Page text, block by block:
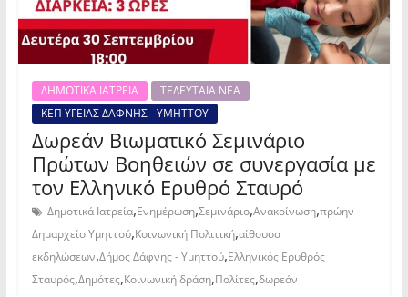
ΔΗΜΟΤΙΚΑ ΙΑΤΡΕΙΑ
ΤΕΛΕΥΤΑΙΑ ΝΕΑ
ΚΕΠ ΥΓΕΙΑΣ ΔΑΦΝΗΣ - ΥΜΗΤΤΟΥ
Δωρεάν Βιωματικό Σεμινάριο
Πρώτων Βοηθειών σε συνεργασία με
τον Ελληνικό Ερυθρό Σταυρό
Δημοτικά Ιατρεία,Ενημέρωση,Σεμινάριο,Ανακοίνωση,πρώην
Δημαρχείο Υμηττού,Κοινωνική Πολιτική,αίθουσα
εκδηλώσεων,Δήμος Δάφνης - Υμηττού,Ελληνικός Ερυθρός
Σταυρός,Δημότες,Κοινωνική δράση,Πολίτες,δωρεάν